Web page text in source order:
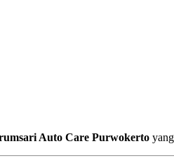
Auto Care Purwokerto